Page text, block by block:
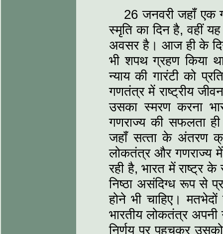
26 जनवरी जहॉं एक
स्‍मृति का दिन है, वहीं यह
अवसर है। आज ही के दिन
भी शपथ ग्रहण किया
न्‍याय की गारंटी को
गणतंत्र में राष्‍ट्रीय
उसका स्‍मरण करना
गणराज्‍य की सफलता
जहॉं सत्‍ता के अंतरण
लोकतंत्र और गणराज्‍य में
रही है, भारत में राष्‍ट्र
निष्‍ठा असंदिग्‍ध रूप से
होने भी चाहिए।
भारतीय लोकतंत्र अपनी
निर्णय पर पहुचकर